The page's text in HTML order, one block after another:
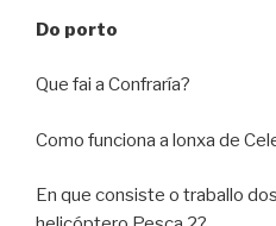
Do porto
Que fai a Confraría?
Como funciona a lonxa de
En que consiste o traballo